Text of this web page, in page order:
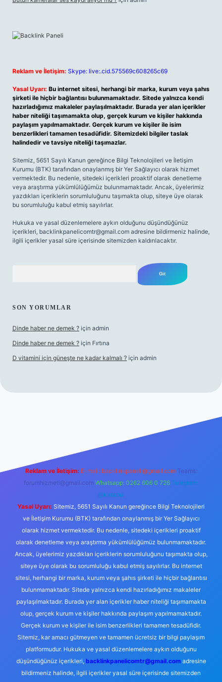
Reklam ve İletişim: Skype: live:.cid.575569c608265c69
Yasal Uyarı: Bu internet sitesi, herhangi bir marka, kurum veya şahıs
şirketi ile hiçbir bağlantısı bulunmamaktadır. Sitede yalnızca kendi
hazırladığımız makaleler paylaşılmaktadır. Burada yer alan içerikler
haber niteliği taşımamakta olup, gerçek kurum ve kişiler hakkında
paylaşım yapılmamaktadır. Gerçek kurum ve kişiler ile isim
benzerlikleri tamamen tesadüfidir. Sitemizdeki bilgiler taslak
halindedir ve tavsiye niteliği taşımazlar.
Sitemiz, 5651 Sayılı Kanun gereğince Bilgi Teknolojileri ve İletişim
Kurumu (BTK) tarafından onaylanmış bir Yer Sağlayıcı olarak hizmet
vermektedir. Bu nedenle, sitedeki içerikleri proaktif olarak denetleme
veya araştırma yükümlülüğümüz bulunmamaktadır. Ancak, üyelerimiz
yazdıkları içeriklerin sorumluluğunu taşımakta olup, siteye üye olarak
bu sorumluluğu kabul etmiş sayılırlar.
Hukuka ve yasal düzenlemelere aykırı olduğunu düşündüğünüz
içerikleri, backlinkpanelicomtr@gmail.com adresine bildirmeniz halinde,
ilgili içerikler yasal süre içerisinde sitemizden kaldırılacaktır.
SON YORUMLAR
Dinde haber ne demek ? için admin
Dinde haber ne demek ? için Fırtına
D vitamini için güneşte ne kadar kalmalı ? için admin
Reklam ve İletişim: E-mail: backlinkpaneli@gmail.com Teams:
forumhizmeti@gmail.com Whatsapp: 0262 606 0 726 Telegram:
@karabul
Yasal Uyarı: Sitemiz, 5651 Sayılı Kanun gereğince Bilgi Teknolojileri
ve İletişim Kurumu (BTK) tarafından onaylanmış bir Yer Sağlayıcı
olarak hizmet vermektedir. Bu nedenle, sitedeki içerikleri proaktif
olarak denetleme veya araştırma yükümlülüğümüz bulunmamaktadır.
Ancak, üyelerimiz yazdıkları içeriklerin sorumluluğunu taşımakta olup,
siteye üye olarak bu sorumluluğu kabul etmiş sayılırlar. Bu internet
sitesi, herhangi bir marka, kurum veya şahıs şirketi ile hiçbir bağlantısı
bulunmamaktadır. Sitede yalnızca kendi hazırladığımız makaleler
paylaşılmaktadır. Burada yer alan içerikler haber niteliği taşımamakta
olup, gerçek kurum ve kişiler hakkında paylaşım yapılmamaktadır.
Gerçek kurum ve kişiler ile isim benzerlikleri tamamen tesadüfidir.
Sitemiz, kar amacı gütmeyen ve tamamen ücretsiz bir bilgi paylaşım
platformudur. Hukuka ve yasal düzenlemelere aykırı olduğunu
düşündüğünüz içerikleri, backlinkpanelicomtr@gmail.comadresine
bildirmeniz halinde, ilgili içerikler yasal süre içerisinde sitemizden